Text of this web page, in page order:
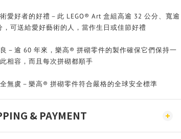
愛好者的好禮－此 LEGO® Art 盒組高逾 32 公分、寬逾
，可送給愛好藝術的人，當作生日或佳節好禮
－逾 60 年來，樂高® 拼砌零件的製作確保它們保持一
相容，而且每次拼砌都順手
無虞－樂高® 拼砌零件符合嚴格的全球安全標準
& PAYMENT